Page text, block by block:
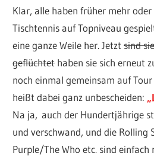
Klar, alle haben früher mehr
Tischtennis auf Topniveau
eine ganze Weile her. Jetztsind
geflüchtethaben sie sich erneut
noch einmal gemeinsam auf
heißt dabei ganz unbescheiden:
Na ja, auch der Hundertjährige
und verschwand, und die Rolling
Purple/The Who etc. sind